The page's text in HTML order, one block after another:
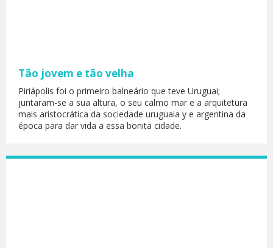
Tão jovem e tão velha
Piriápolis foi o primeiro balneário que teve Uruguai;
juntaram-se a sua altura, o seu calmo mar e a arquitetura
mais aristocrática da sociedade uruguaia y e argentina da
época para dar vida a essa bonita cidade.